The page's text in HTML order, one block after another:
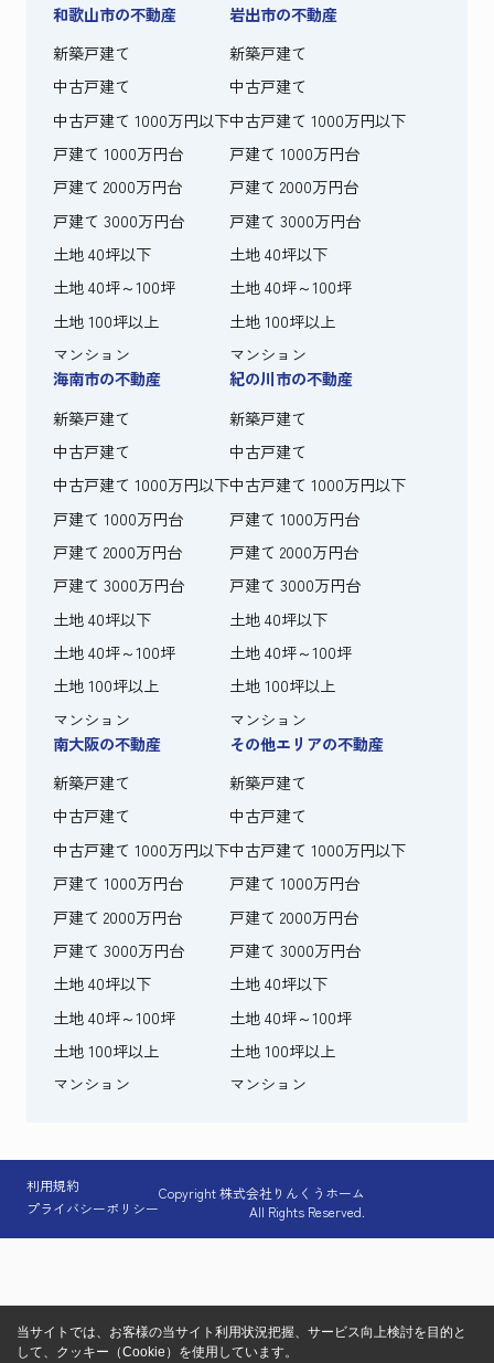
和歌山市の不動産
新築戸建て
中古戸建て
中古戸建て 1000万円以下
戸建て 1000万円台
戸建て 2000万円台
戸建て 3000万円台
土地 40坪以下
土地 40坪～100坪
土地 100坪以上
マンション
岩出市の不動産
新築戸建て
中古戸建て
中古戸建て 1000万円以下
戸建て 1000万円台
戸建て 2000万円台
戸建て 3000万円台
土地 40坪以下
土地 40坪～100坪
土地 100坪以上
マンション
海南市の不動産
新築戸建て
中古戸建て
中古戸建て 1000万円以下
戸建て 1000万円台
戸建て 2000万円台
戸建て 3000万円台
土地 40坪以下
土地 40坪～100坪
土地 100坪以上
マンション
紀の川市の不動産
新築戸建て
中古戸建て
中古戸建て 1000万円以下
戸建て 1000万円台
戸建て 2000万円台
戸建て 3000万円台
土地 40坪以下
土地 40坪～100坪
土地 100坪以上
マンション
南大阪の不動産
新築戸建て
中古戸建て
中古戸建て 1000万円以下
戸建て 1000万円台
戸建て 2000万円台
戸建て 3000万円台
土地 40坪以下
土地 40坪～100坪
土地 100坪以上
マンション
その他エリアの不動産
新築戸建て
中古戸建て
中古戸建て 1000万円以下
戸建て 1000万円台
戸建て 2000万円台
戸建て 3000万円台
土地 40坪以下
土地 40坪～100坪
土地 100坪以上
マンション
利用規約
プライバシーポリシー
Copyright 株式会社りんくうホーム
All Rights Reserved.
当サイトでは、お客様の当サイト利用状況把握、サービス向上検討を目的と
して、クッキー（Cookie）を使用しています。